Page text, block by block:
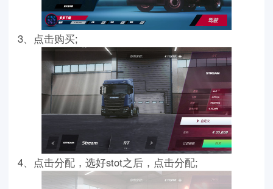
3、点击购买;
4、点击分配，选好stot之后，点击分配;